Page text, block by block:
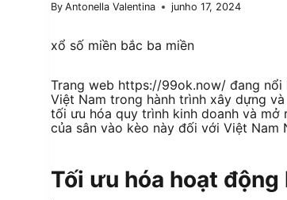
By Antonella Valentina junho 17, 2024
xổ số miền bắc ba miền
Trang web https://99ok.now/ đang
Việt Nam trong hành trình xây dựng
tối ưu hóa quy trình kinh doanh và mở
của sân vào kèo này đối với Việt Nam
Tối ưu hóa hoạt